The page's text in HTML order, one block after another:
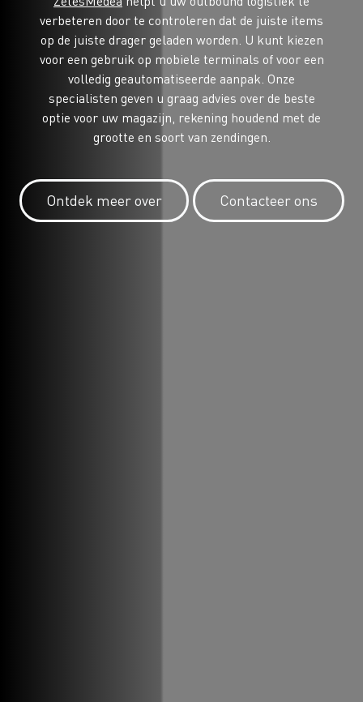
verbeteren door te controleren dat de juiste items
op de juiste drager geladen worden. U kunt kiezen
voor een gebruik op mobiele terminals of voor een
volledig geautomatiseerde aanpak. Onze
specialisten geven u graag advies over de beste
optie voor uw magazijn, rekening houdend met de
grootte en soort van zendingen.
Ontdek meer over Contacteer ons